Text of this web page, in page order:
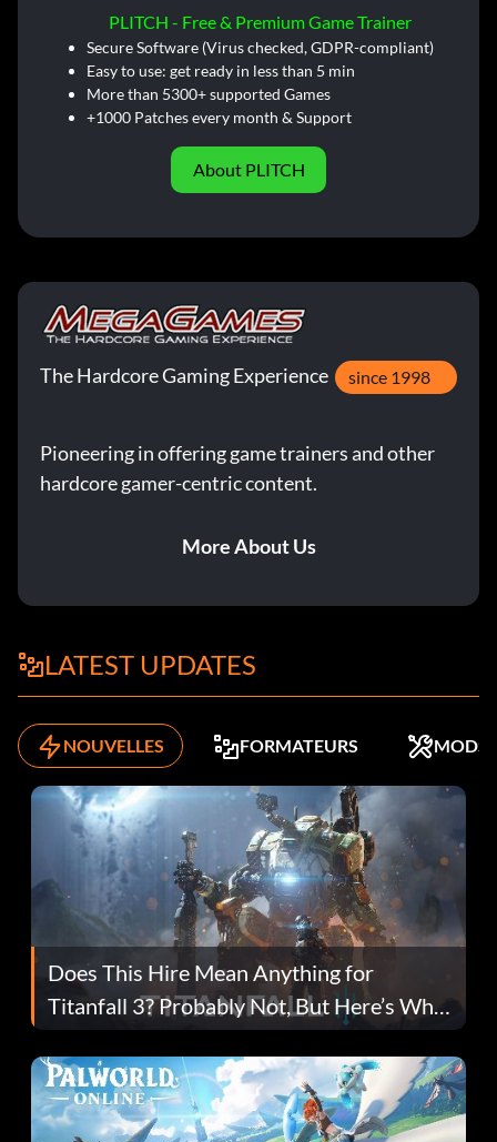
PLITCH - Free & Premium Game Trainer
Secure Software (Virus checked, GDPR-compliant)
Easy to use: get ready in less than 5 min
More than 5300+ supported Games
+1000 Patches every month & Support
About PLITCH
The Hardcore Gaming Experience since 1998
Pioneering in offering game trainers and other
hardcore gamer-centric content.
More About Us
LATEST UPDATES
NOUVELLES FORMATEURS MODS
Does This Hire Mean Anything for
Titanfall 3? Probably Not, But Here’s Why
Fans Are Hopeful